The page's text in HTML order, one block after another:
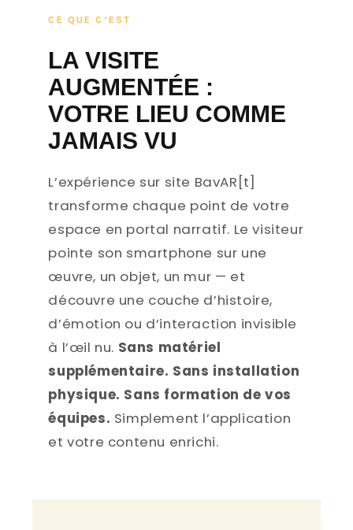
CE QUE C’EST
LA VISITE
AUGMENTÉE :
VOTRE LIEU COMME
JAMAIS VU
L’expérience sur site BavAR[t]
transforme chaque point de votre
espace en portal narratif. Le visiteur
pointe son smartphone sur une
œuvre, un objet, un mur — et
découvre une couche d’histoire,
d’émotion ou d’interaction invisible
à l’œil nu. Sans matériel
supplémentaire. Sans installation
physique. Sans formation de vos
équipes. Simplement l’application
et votre contenu enrichi.